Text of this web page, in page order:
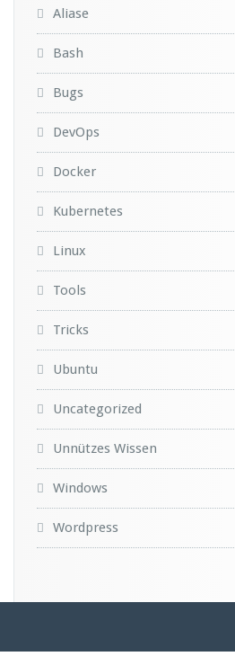
Aliase
Bash
Bugs
DevOps
Docker
Kubernetes
Linux
Tools
Tricks
Ubuntu
Uncategorized
Unnützes Wissen
Windows
Wordpress